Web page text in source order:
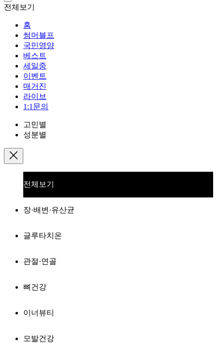
전체보기
홈
썸머블프
국민영양
베스트
세일중
이벤트
매거진
라이브
1:1문의
고민별
성분별
전체보기
장·배변·유산균
글루타치온
관절·연골
뼈건강
이너뷰티
모발건강